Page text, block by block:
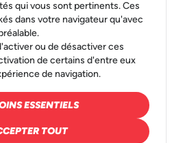
qui vous sont pertinents. Ces
dans votre navigateur qu'avec
ou de désactiver ces
de certains d'entre eux
de navigation.
ESSENTIELS
TOUT